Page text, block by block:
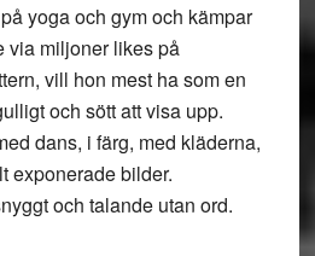
yoga och gym och kämpar
via miljoner likes på
vill hon mest ha som en
och sött att visa upp.
dans, i färg, med kläderna,
exponerade bilder.
och talande utan ord.